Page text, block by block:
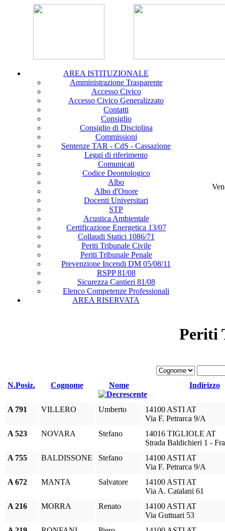
AREA ISTITUZIONALE
Amministrazione Trasparente
Accesso Civico
Accesso Civico Generalizzato
Contatti
Consiglio
Consiglio di Disciplina
Commissioni
Sentenze TAR - CdS - Cassazione
Leggi di riferimento
Comunicati
Codice Deontologico
Albo
Albo d'Onore
Docenti Universitari
STP
Acustica Ambientale
Certificazione Energetica 13/07
Collaudi Statici 1086/71
Periti Tribunale Civile
Periti Tribunale Penale
Prevenzione Incendi DM 05/08/11
RSPP 81/08
Sicurezza Cantieri 81/08
Elenco Competenze Professionali
AREA RISERVATA
Periti
N.Posiz. Cognome Nome Indirizzo
A 791 VILLERO Umberto
14100 ASTI AT
Via F. Petrarca 9/A
A 523
NOVARA Stefano
14016 TIGLIOLE AT
Strada Baldichieri 1 -
A 755
BALDISSONE Stefano
14100 ASTI AT
Via F. Petrarca 9/A
A 672
MANTA Salvatore
14100 ASTI AT
Via A. Catalani 61
A 216
MORRA Renato
14100 ASTI AT
Via Guttuari 53